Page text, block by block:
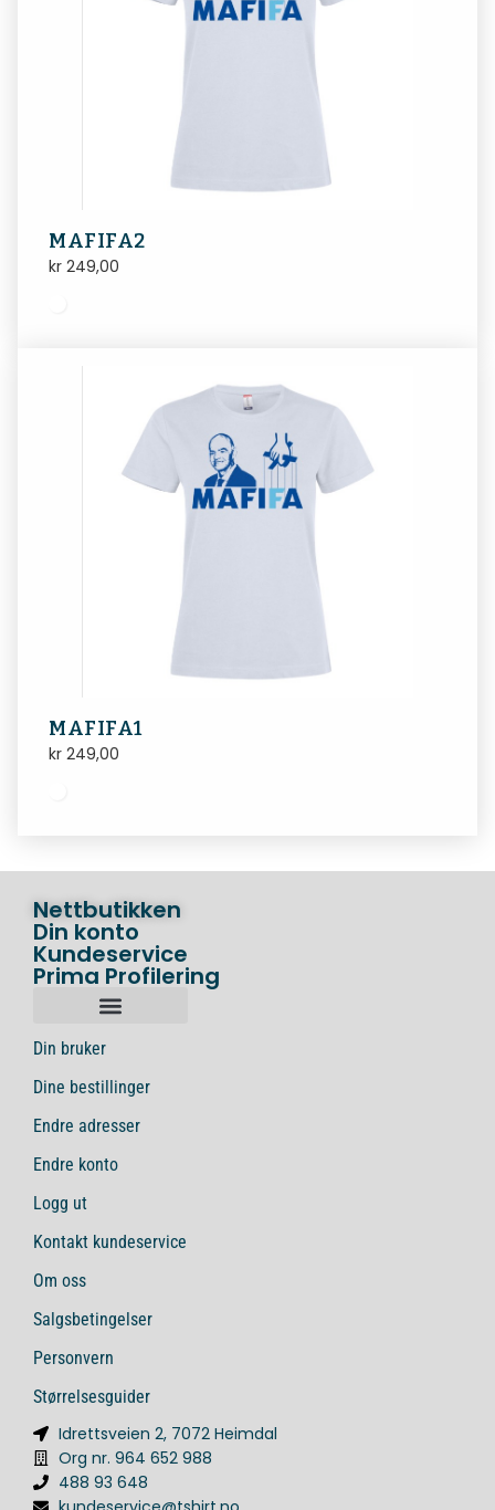
MAFIFA2
kr 249,00
MAFIFA1
kr 249,00
Nettbutikken
Din konto
Kundeservice
Prima Profilering
Din bruker
Dine bestillinger
Endre adresser
Endre konto
Logg ut
Kontakt kundeservice
Om oss
Salgsbetingelser
Personvern
Størrelsesguider
Idrettsveien 2, 7072 Heimdal
Org nr. 964 652 988
488 93 648